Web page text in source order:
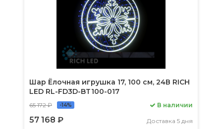
Шар Ёлочная игрушка 17, 100 см, 24В RICH
LED RL-FD3D-BT100-017
65 172 ₽ -14%
57 168 ₽
В наличии
Доставка 5 дня